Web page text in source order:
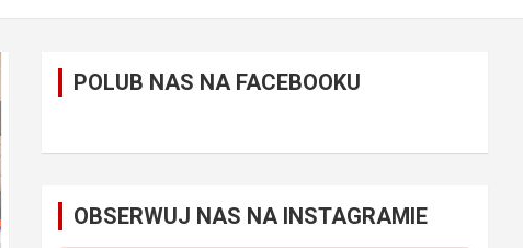
POLUB NAS NA FACEBOOKU
OBSERWUJ NAS NA INSTAGRAMIE